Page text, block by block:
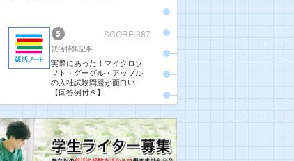
SCORE:387
就活特集記事
実際にあった！マイクロソ
フト・グーグル・アップル
の入社試験問題が面白い
【回答例付き】